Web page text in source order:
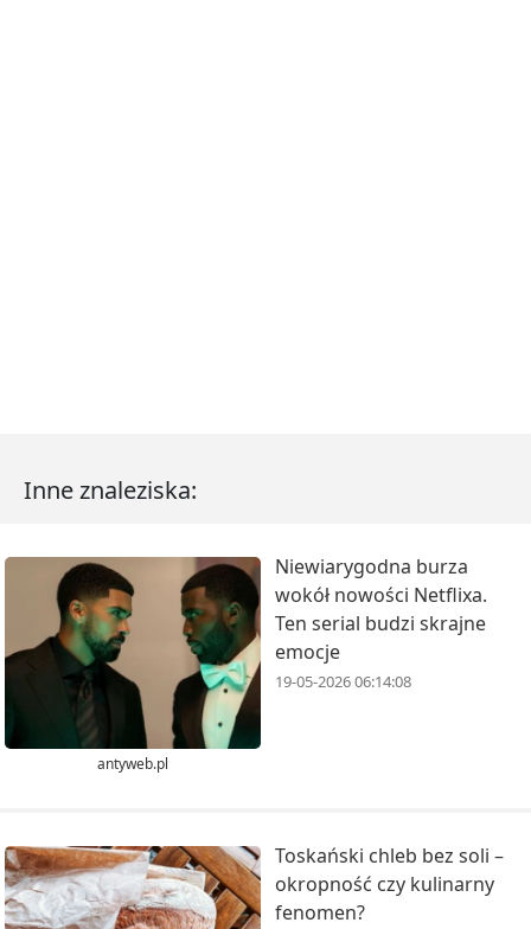
Inne znaleziska:
antyweb.pl
Niewiarygodna burza
wokół nowości Netflixa.
Ten serial budzi skrajne
emocje
19-05-2026 06:14:08
Toskański chleb bez soli –
okropność czy kulinarny
fenomen?